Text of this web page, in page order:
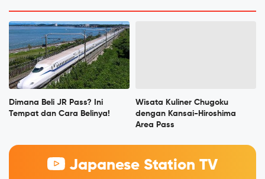
Dimana Beli JR Pass? Ini
Tempat dan Cara Belinya!
Wisata Kuliner Chugoku
dengan Kansai-Hiroshima
Area Pass
Japanese Station TV